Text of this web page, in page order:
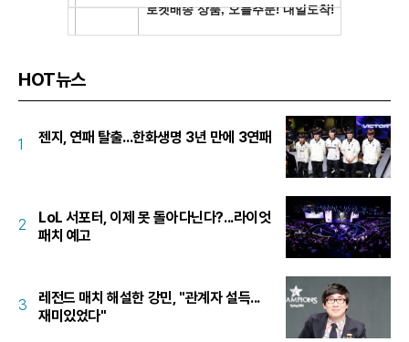
HOT뉴스
1 젠지, 연패 탈출...한화생명 3년 만에 3연패
2
LoL 서포터, 이제 못 돌아다닌다?...라이엇
패치 예고
3
레전드 매치 해설한 강민, "관계자 설득...
재미있었다"